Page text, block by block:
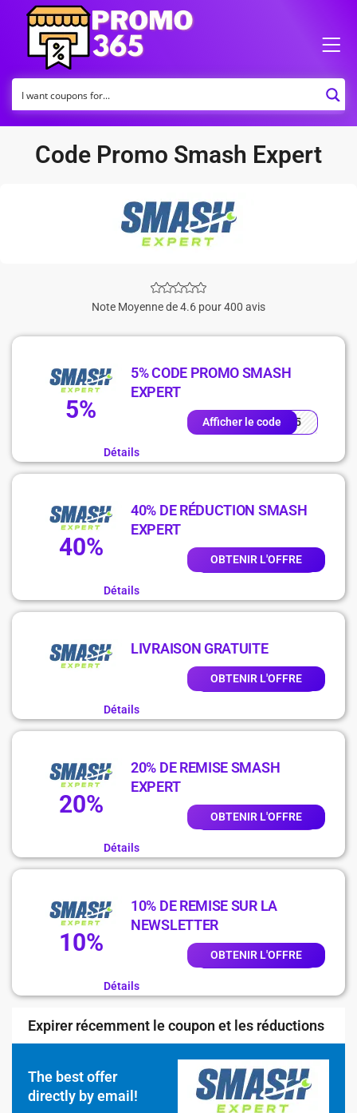
Code Promo Smash Expert
Note Moyenne de 4.6 pour 400 avis
5%
5% CODE PROMO SMASH
EXPERT
Afficher le codeASH5
Détails
40%
40% DE RÉDUCTION SMASH
EXPERT
OBTENIR L'OFFRE
Détails
LIVRAISON GRATUITE
OBTENIR L'OFFRE
Détails
20%
20% DE REMISE SMASH
EXPERT
OBTENIR L'OFFRE
Détails
10%
10% DE REMISE SUR LA
NEWSLETTER
OBTENIR L'OFFRE
Détails
Expirer récemment le coupon et les réductions
The best offer
directly by email!